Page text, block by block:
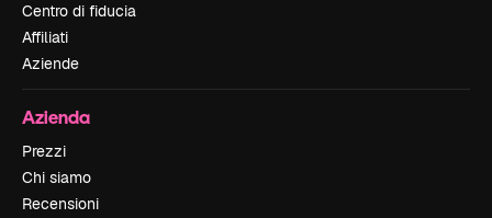
Centro di fiducia
Affiliati
Aziende
Azienda
Prezzi
Chi siamo
Recensioni